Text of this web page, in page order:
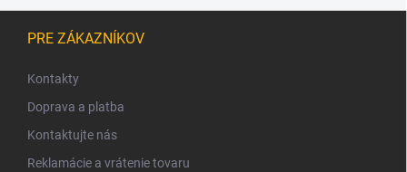
PRE ZÁKAZNÍKOV
Kontakty
Doprava a platba
Kontaktujte nás
Reklamácie a vrátenie tovaru